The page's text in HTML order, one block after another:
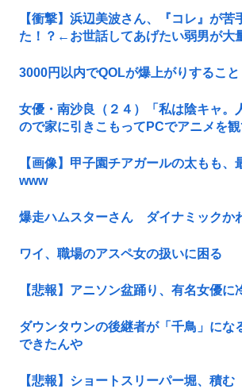
【衝撃】浜辺美波さん、『コレ』が苦
た！？←お世話してあげたい弱男が大
3000円以内でQOLが爆上がりすること
女優・南沙良（２４）「私は陰キャ。
ので家に引きこもってPCでアニメを観
【画像】甲子園チアガールの太もも、
www
爆走ハムスターさん ダイナミックか
ワイ、職場のアスペ女の扱いに困る
【悲報】アニソン盆踊り、有名女優に
ダウンタウンの後継者が「千鳥」にな
できたんや
【悲報】ショートスリーパー堀、積む